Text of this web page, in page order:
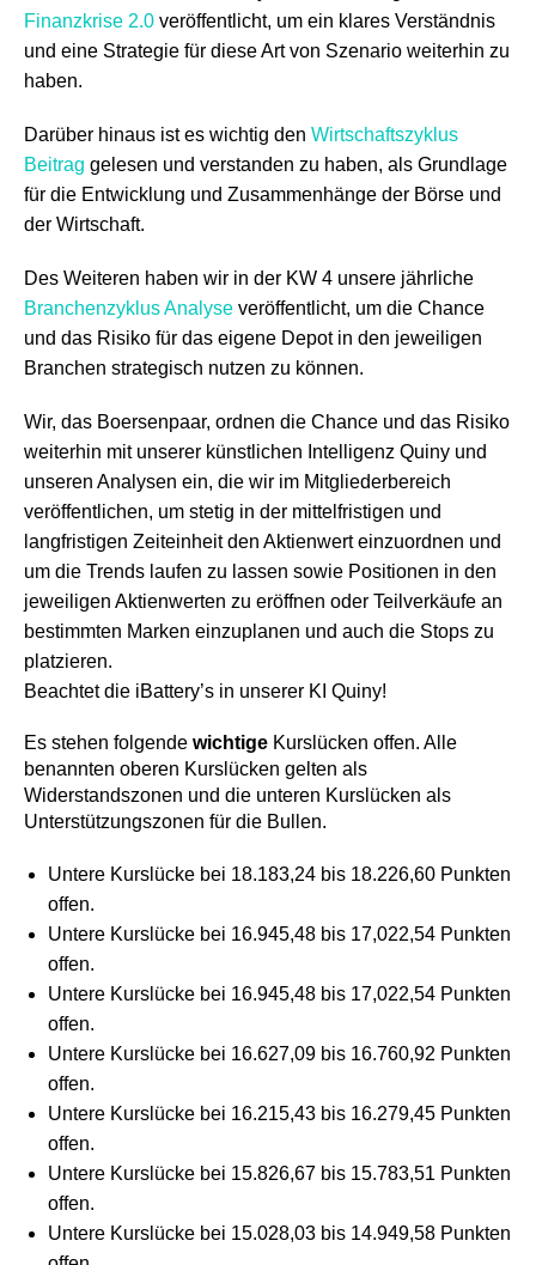
Finanzkrise 2.0 veröffentlicht, um ein klares Verständnis
und eine Strategie für diese Art von Szenario weiterhin zu
haben.
Darüber hinaus ist es wichtig den Wirtschaftszyklus
Beitrag gelesen und verstanden zu haben, als Grundlage
für die Entwicklung und Zusammenhänge der Börse und
der Wirtschaft.
Des Weiteren haben wir in der KW 4 unsere jährliche
Branchenzyklus Analyse veröffentlicht, um die Chance
und das Risiko für das eigene Depot in den jeweiligen
Branchen strategisch nutzen zu können.
Wir, das Boersenpaar, ordnen die Chance und das Risiko
weiterhin mit unserer künstlichen Intelligenz Quiny und
unseren Analysen ein, die wir im Mitgliederbereich
veröffentlichen, um stetig in der mittelfristigen und
langfristigen Zeiteinheit den Aktienwert einzuordnen und
um die Trends laufen zu lassen sowie Positionen in den
jeweiligen Aktienwerten zu eröffnen oder Teilverkäufe an
bestimmten Marken einzuplanen und auch die Stops zu
platzieren.
Beachtet die iBattery’s in unserer KI Quiny!
Es stehen folgende wichtige Kurslücken offen. Alle
benannten oberen Kurslücken gelten als
Widerstandszonen und die unteren Kurslücken als
Unterstützungszonen für die Bullen.
Untere Kurslücke bei 18.183,24 bis 18.226,60 Punkten
offen.
Untere Kurslücke bei 16.945,48 bis 17,022,54 Punkten
offen.
Untere Kurslücke bei 16.945,48 bis 17,022,54 Punkten
offen.
Untere Kurslücke bei 16.627,09 bis 16.760,92 Punkten
offen.
Untere Kurslücke bei 16.215,43 bis 16.279,45 Punkten
offen.
Untere Kurslücke bei 15.826,67 bis 15.783,51 Punkten
offen.
Untere Kurslücke bei 15.028,03 bis 14.949,58 Punkten